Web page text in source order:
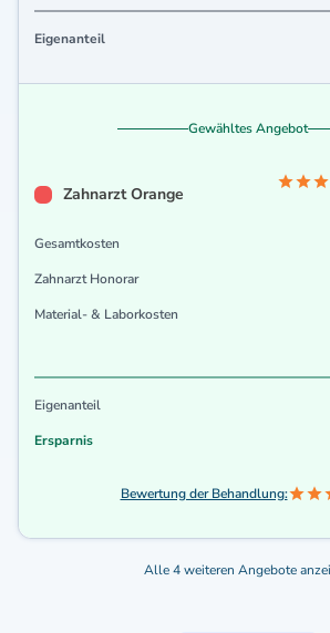
Eigenanteil
Gewähltes Angebot
Zahnarzt Orange
Gesamtkosten
Zahnarzt Honorar
Material- & Laborkosten
Eigenanteil
Ersparnis
Bewertung der Behandlung:
Alle 4 weiteren Angebote